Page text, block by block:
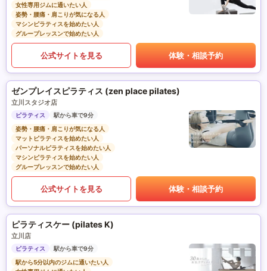
女性専用ジムに通いたい人
姿勢・腰痛・肩こりが気になる人
マシンピラティスを始めたい人
グループレッスンで始めたい人
公式サイトを見る 体験・相談予約
ゼンプレイスピラティス (zen place pilates)
立川スタジオ店
ピラティス
駅から車で9分
姿勢・腰痛・肩こりが気になる人
マットピラティスを始めたい人
パーソナルピラティスを始めたい人
マシンピラティスを始めたい人
グループレッスンで始めたい人
公式サイトを見る 体験・相談予約
ピラティスケー (pilates K)
立川店
ピラティス
駅から車で9分
駅から5分以内のジムに通いたい人